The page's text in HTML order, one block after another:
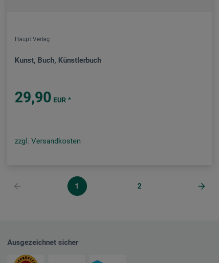
Haupt Verlag
Kunst, Buch, Künstlerbuch
29,90 EUR *
zzgl. Versandkosten
1 2
Ausgezeichnet sicher